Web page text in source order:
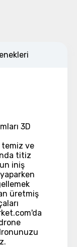
3D
temiz ve
titiz
iniş
üretmiş